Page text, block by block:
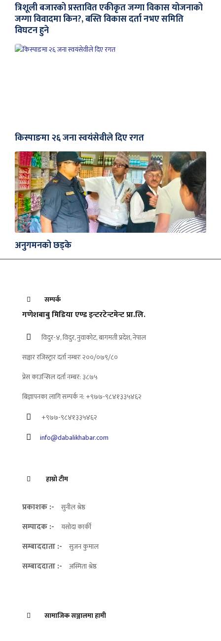
त्रिशूली बजारको प्रस्तावित एकीकृत जग्गा विकास योजनाको
जग्गा विवादमा किन?, बस्ति विकास दर्ता नभए समिति
विघटन हुने
किस्पाङमा २६ जना स्वयंसेवीले दिए रगत
अनुगमनको छड्के
सम्पर्क
गणेशबाबु मिडिया एण्ड इन्टरटेन्टमेन्ट प्रा.लि.
विदुर-४, विदुर, नुवाकोट, बागमती प्रदेश, नेपाल
सञ्चार रजिस्ट्रार दर्ता नम्बरः २००/०७९/८०
प्रेस काउन्सिल दर्ता नम्बर: ३८७५
बिज्ञापनका लागि सम्पर्क न: +९७७-९८४१३३५४६२
+९७७-९८४१३३५४६२
info@dabalikhabar.com
हाम्रो टीम
प्रकाशक :- सुनील श्रेष्ठ
सम्पादक :- यसोदा कार्की
सम्बाददाता :- सुजन कुमाल
सम्बाददाता :- अस्मिता श्रेष्ठ
सामाजिक सञ्जालमा हामी